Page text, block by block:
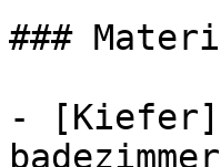
###
-